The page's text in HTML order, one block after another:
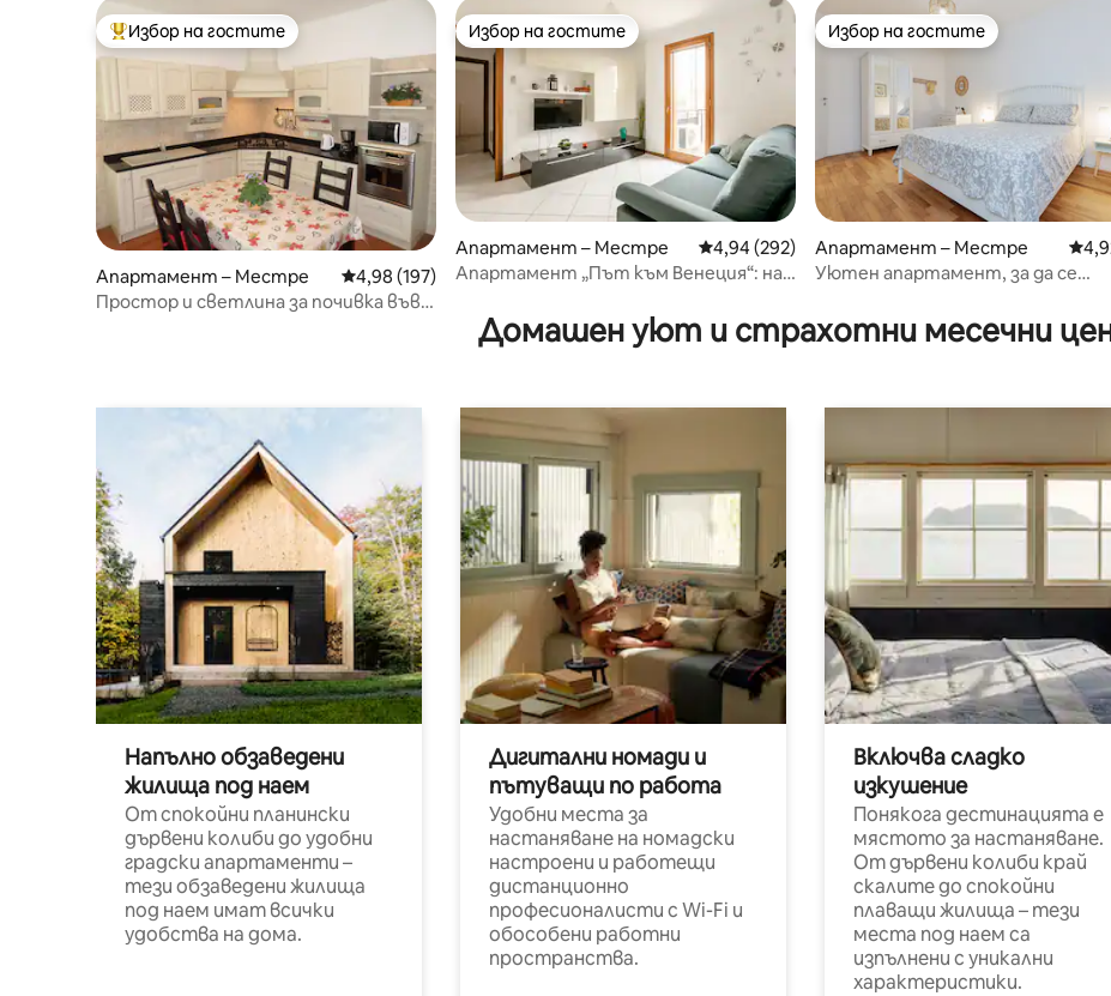
Най-популярен избор на гостите
Избор на гостите
Апартамент – Местре Средна оценка: 4,98 от 5, 197 отзива
4,98 (197)
Простор и светлина за почивка във
Избор на гостите
Избор на гостите
Апартамент – Местре Средна оценка: 4,94 от 5, 292 отзива
4,94 (292)
Апартамент „Път към Венеция“: на
Избор на гостите
Избор на гостите
Апартамент – Местре
Уютен апартамент, за да се
Домашен уют и страхотни месечни
Напълно обзаведени
жилища под наем
От спокойни планински
дървени колиби до удобни
градски апартаменти –
тези обзаведени жилища
под наем имат всички
удобства на дома.
Дигитални номади и
пътуващи по работа
Удобни места за
настаняване на номадски
настроени и работещи
дистанционно
професионалисти с Wi-Fi и
обособени работни
пространства.
Включва сладко
изкушение
Понякога дестинацията е
мястото за настаняване.
От дървени колиби край
скалите до спокойни
плаващи жилища – тези
места под наем са
изпълнени с уникални
характеристики.